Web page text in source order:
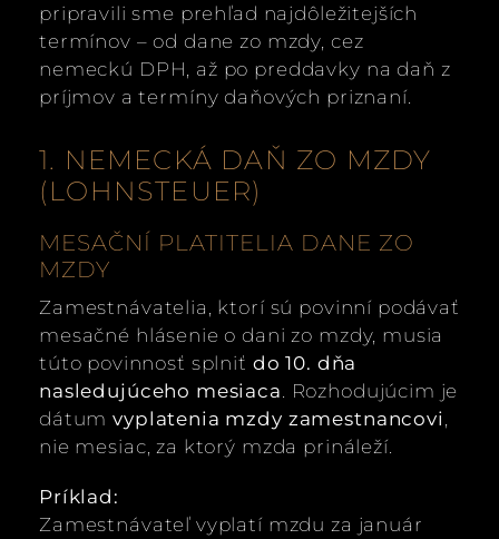
pripravili sme prehľad najdôležitejších
termínov – od dane zo mzdy, cez
nemeckú DPH, až po preddavky na daň z
príjmov a termíny daňových priznaní.
1. NEMECKÁ DAŇ ZO MZDY
(LOHNSTEUER)
MESAČNÍ PLATITELIA DANE ZO
MZDY
Zamestnávatelia, ktorí sú povinní podávať
mesačné hlásenie o dani zo mzdy, musia
túto povinnosť splniť do 10. dňa
nasledujúceho mesiaca . Rozhodujúcim je
dátumvyplatenia mzdy zamestnancovi
nie mesiac, za ktorý mzda prináleží.
Príklad:
Zamestnávateľ vyplatí mzdu za január